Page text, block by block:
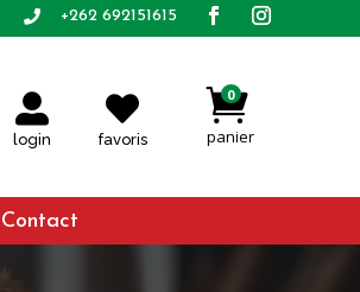
 +262 692151615

0

favoris

login
Contact